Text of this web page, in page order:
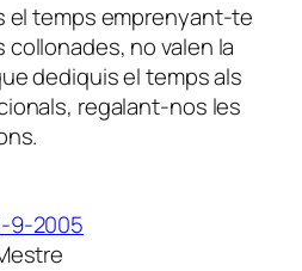
el temps emprenyant-te
no valen la
dediquis el temps als
regalant-nos les
9-2005